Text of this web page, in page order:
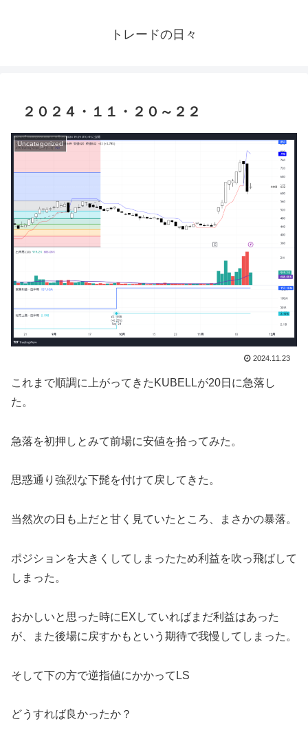
トレードの日々
２０２４・１１・２０～２２
Uncategorized
2024.11.23
これまで順調に上がってきたKUBELLが20日に急落し
た。
急落を初押しとみて前場に安値を拾ってみた。
思惑通り強烈な下髭を付けて戻してきた。
当然次の日も上だと甘く見ていたところ、まさかの暴落。
ポジションを大きくしてしまったため利益を吹っ飛ばして
しまった。
おかしいと思った時にEXしていればまだ利益はあった
が、また後場に戻すかもという期待で我慢してしまった。
そして下の方で逆指値にかかってLS
どうすれば良かったか？